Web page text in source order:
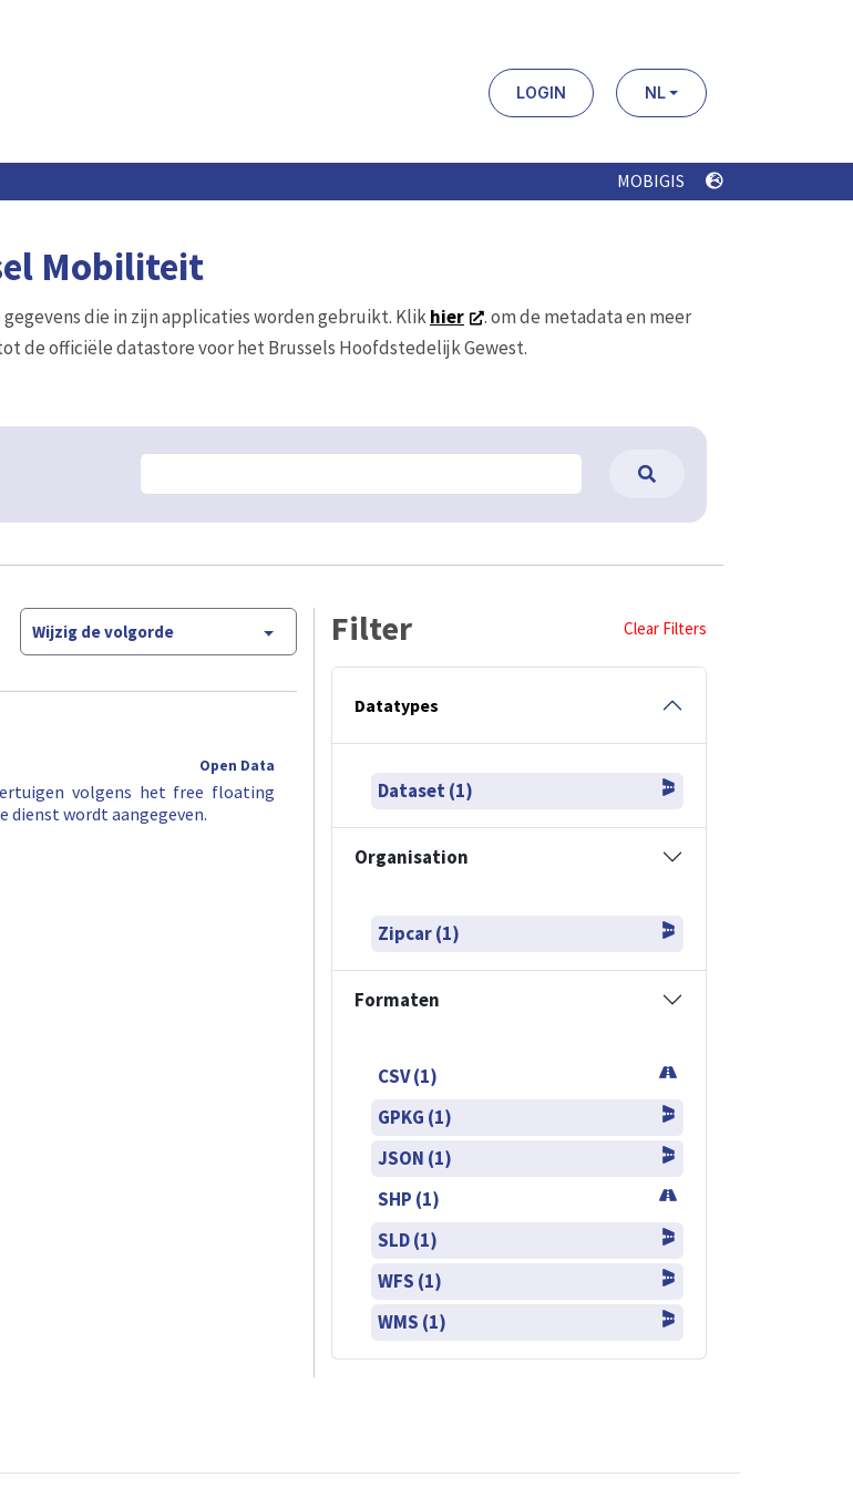
LOGIN NL
MOBIGIS
Mobiliteit
die in zijn applicaties worden gebruikt. Klikhier
. om de metadata en meer
de officiële datastore voor het Brussels Hoofdstedelijk Gewest.
Wijzig de volgorde
Open Data
volgens het free floating
dienst wordt aangegeven.
Filter Clear Filters
Datatypes
Dataset (1)
Organisation
Zipcar (1)
Formaten
CSV (1)
GPKG (1)
JSON (1)
SHP (1)
SLD (1)
WFS (1)
WMS (1)